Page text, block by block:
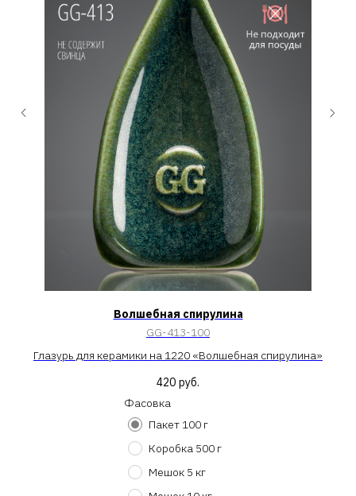
Волшебная спирулина
GG-413-100
Глазурь для керамики на 1220 «Волшебная спирулина»
420 руб.
Фасовка
Пакет 100 г
Коробка 500 г
Мешок 5 кг